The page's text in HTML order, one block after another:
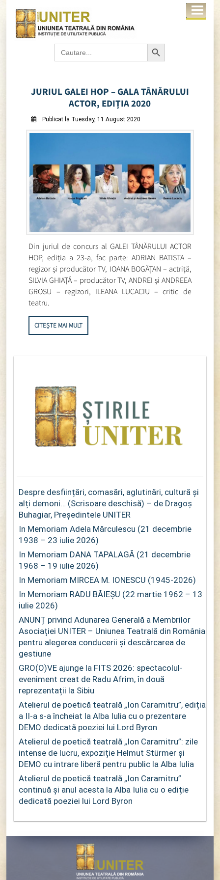
Search
for:
Search Button
JURIUL GALEI HOP – GALA TÂNĂRULUI
ACTOR, EDIȚIA 2020
Publicat la Tuesday, 11 August 2020
Din juriul de concurs al GALEI TÂNĂRULUI ACTOR
HOP, ediția a 23-a, fac parte: ADRIAN BATISTA –
regizor și producător TV, IOANA BOGĂŢAN – actriţă,
SILVIA GHIAȚĂ – producător TV, ANDREI și ANDREEA
GROSU – regizori, ILEANA LUCACIU – critic de
teatru.
CITEȘTE MAI MULT
Despre desființări, comasări, aglutinări, cultură și
alți demoni… (Scrisoare deschisă) – de Dragoș
Buhagiar, Președintele UNITER
In Memoriam Adela Mărculescu (21 decembrie
1938 – 23 iulie 2026)
In Memoriam DANA TAPALAGĂ (21 decembrie
1968 – 19 iulie 2026)
In Memoriam MIRCEA M. IONESCU (1945-2026)
In Memoriam RADU BĂIEȘU (22 martie 1962 – 13
iulie 2026)
ANUNȚ privind Adunarea Generală a Membrilor
Asociației UNITER – Uniunea Teatrală din România
pentru alegerea conducerii și descărcarea de
gestiune
GRO(O)VE ajunge la FITS 2026: spectacolul-
eveniment creat de Radu Afrim, în două
reprezentații la Sibiu
Atelierul de poetică teatrală „Ion Caramitru”, ediția
a II-a s-a încheiat la Alba Iulia cu o prezentare
DEMO dedicată poeziei lui Lord Byron
Atelierul de poetică teatrală „Ion Caramitru”: zile
intense de lucru, expoziție Helmut Stürmer și
DEMO cu intrare liberă pentru public la Alba Iulia
Atelierul de poetică teatrală „Ion Caramitru”
continuă și anul acesta la Alba Iulia cu o ediție
dedicată poeziei lui Lord Byron